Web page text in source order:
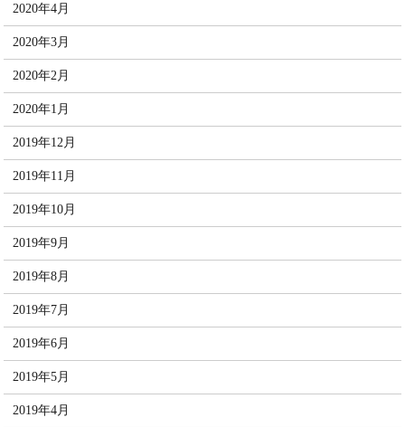
2020年4月
2020年3月
2020年2月
2020年1月
2019年12月
2019年11月
2019年10月
2019年9月
2019年8月
2019年7月
2019年6月
2019年5月
2019年4月